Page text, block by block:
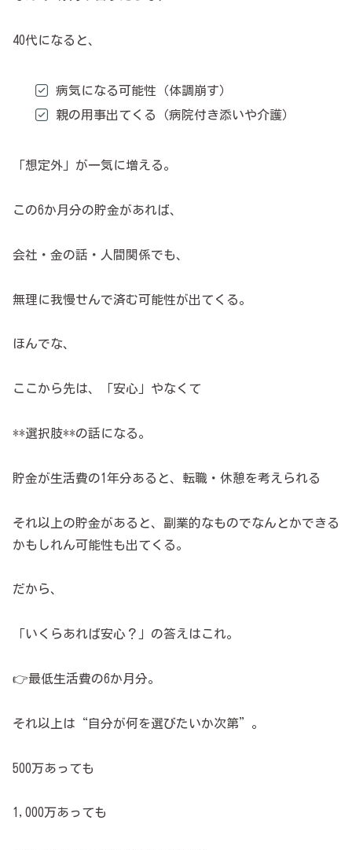
40代になると、
病気になる可能性（体調崩す）
親の用事出てくる（病院付き添いや介護）
「想定外」が一気に増える。
この6か月分の貯金があれば、
会社・金の話・人間関係でも、
無理に我慢せんで済む可能性が出てくる。
ほんでな、
ここから先は、「安心」やなくて
**選択肢**の話になる。
貯金が生活費の1年分あると、転職・休憩を考えられる
それ以上の貯金があると、副業的なものでなんとかできる
かもしれん可能性も出てくる。
だから、
「いくらあれば安心？」の答えはこれ。
👉最低生活費の6か月分。
それ以上は“自分が何を選びたいか次第”。
500万あっても
1,000万あっても